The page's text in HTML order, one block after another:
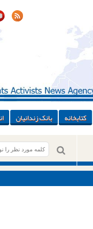
کتابخانه بانک زندانیان